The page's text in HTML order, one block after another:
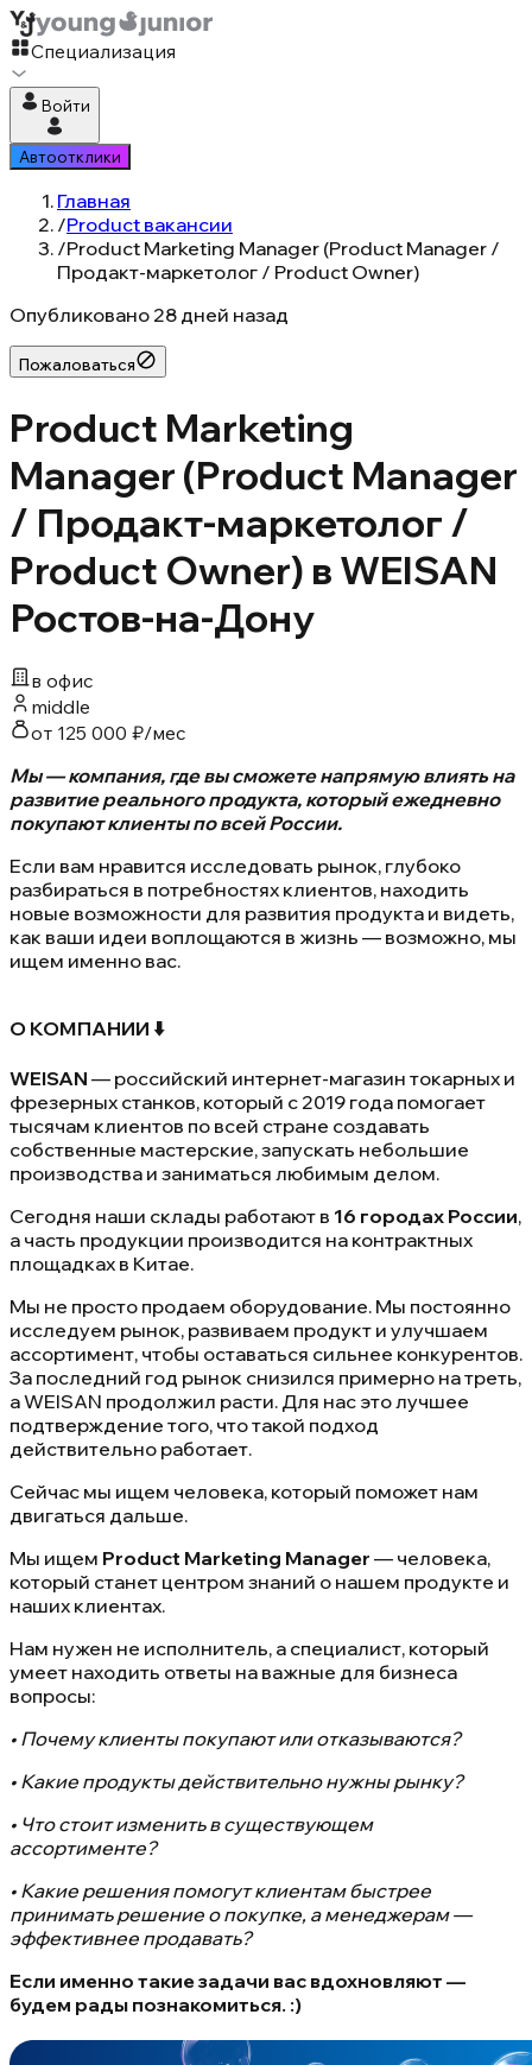
Специализация
Войти
Автоотклики
Главная
/Product вакансии
/Product Marketing Manager (Product Manager /
Продакт-маркетолог / Product Owner)
Опубликовано 28 дней назад
Пожаловаться
Product Marketing
Manager (Product Manager
/ Продакт-маркетолог /
Product Owner) в WEISAN
Ростов-на-Дону
в офис
middle
от 125 000 ₽/мес
Мы — компания, где вы сможете напрямую влиять на
развитие реального продукта, который ежедневно
покупают клиенты по всей России.
Если вам нравится исследовать рынок, глубоко
разбираться в потребностях клиентов, находить
новые возможности для развития продукта и видеть,
как ваши идеи воплощаются в жизнь — возможно, мы
ищем именно вас.
О КОМПАНИИ ⬇️
WEISAN — российский интернет-магазин токарных и
фрезерных станков, который с 2019 года помогает
тысячам клиентов по всей стране создавать
собственные мастерские, запускать небольшие
производства и заниматься любимым делом.
Сегодня наши склады работают в 16 городах России,
а часть продукции производится на контрактных
площадках в Китае.
Мы не просто продаем оборудование. Мы постоянно
исследуем рынок, развиваем продукт и улучшаем
ассортимент, чтобы оставаться сильнее конкурентов.
За последний год рынок снизился примерно на треть,
а WEISAN продолжил расти. Для нас это лучшее
подтверждение того, что такой подход
действительно работает.
Сейчас мы ищем человека, который поможет нам
двигаться дальше.
Мы ищем Product Marketing Manager — человека,
который станет центром знаний о нашем продукте и
наших клиентах.
Нам нужен не исполнитель, а специалист, который
умеет находить ответы на важные для бизнеса
вопросы:
• Почему клиенты покупают или отказываются?
• Какие продукты действительно нужны рынку?
• Что стоит изменить в существующем
ассортименте?
• Какие решения помогут клиентам быстрее
принимать решение о покупке, а менеджерам —
эффективнее продавать?
Если именно такие задачи вас вдохновляют —
будем рады познакомиться. :)